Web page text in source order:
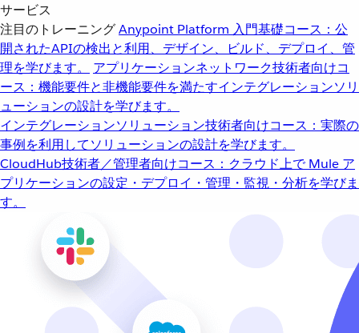
サービス
注目のトレーニングAnypoint Platform 入門基礎コース：公
開されたAPIの検出と利用、デザイン、ビルド、デプロイ、管
理を学びます。
アプリケーションネットワーク技術者向けコ
ース：機能要件と非機能要件を満たすインテグレーションソリ
ューションの設計を学びます。
インテグレーションソリューション技術者向けコース：実際の
事例を利用してソリューションの設計を学びます。
CloudHub技術者／管理者向けコース：クラウド上で Mule ア
プリケーションの設定・デプロイ・管理・監視・分析を学びま
す。